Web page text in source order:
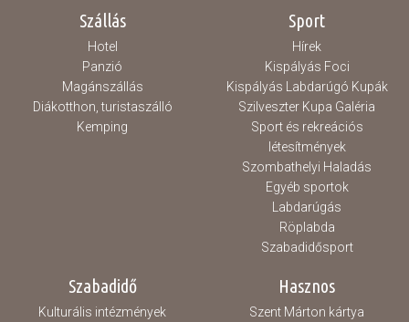
Szállás
Hotel
Panzió
Magánszállás
Diákotthon, turistaszálló
Kemping
Sport
Hírek
Kispályás Foci
Kispályás Labdarúgó Kupák
Szilveszter Kupa Galéria
Sport és rekreációs
létesítmények
Szombathelyi Haladás
Egyéb sportok
Labdarúgás
Röplabda
Szabadidősport
Szabadidő
Kulturális intézmények
Hasznos
Szent Márton kártya